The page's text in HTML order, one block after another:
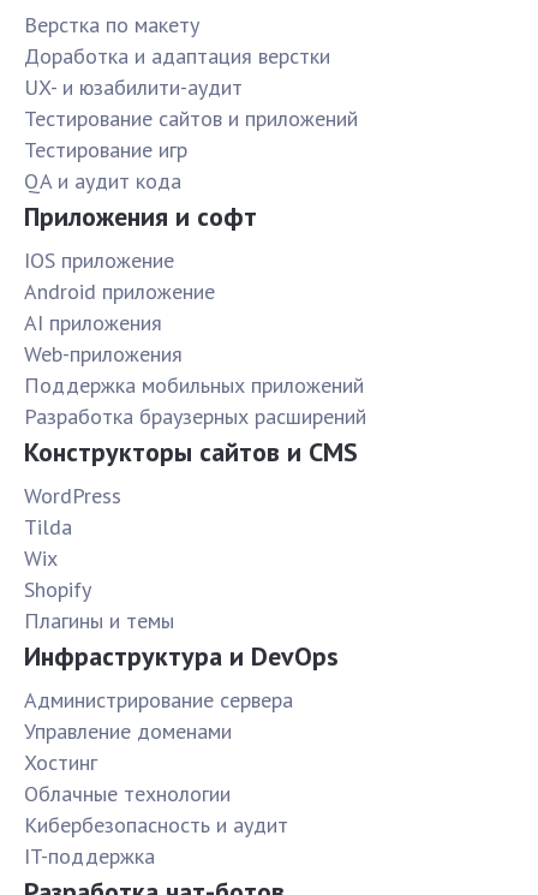
Верстка по макету
Доработка и адаптация верстки
UX- и юзабилити-аудит
Тестирование сайтов и приложений
Тестирование игр
QA и аудит кода
Приложения и софт
IOS приложение
Android приложение
AI приложения
Web-приложения
Поддержка мобильных приложений
Разработка браузерных расширений
Конструкторы сайтов и CMS
WordPress
Tilda
Wix
Shopify
Плагины и темы
Инфраструктура и DevOps
Администрирование сервера
Управление доменами
Хостинг
Облачные технологии
Кибербезопасность и аудит
IT-поддержка